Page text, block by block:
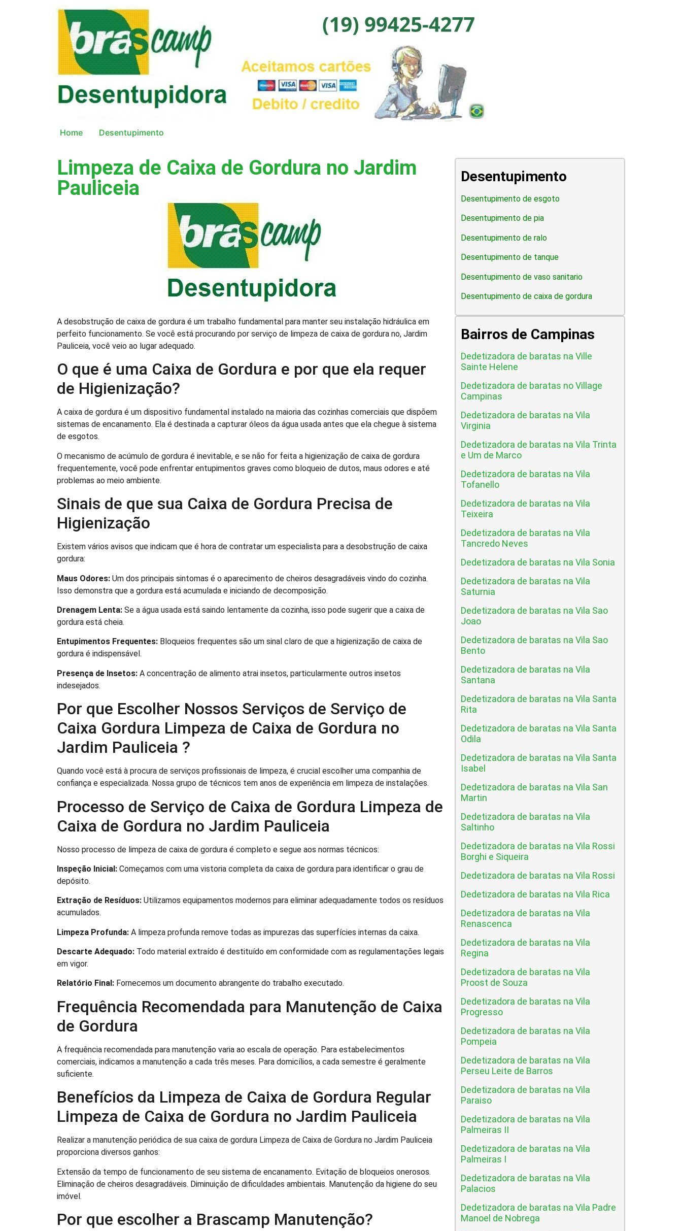
Home Desentupimento
Limpeza de Caixa de Gordura no Jardim
Pauliceia
A desobstrução de caixa de gordura é um trabalho fundamental para manter seu instalação hidráulica em
perfeito funcionamento. Se você está procurando por serviço de limpeza de caixa de gordura no, Jardim
Pauliceia, você veio ao lugar adequado.
O que é uma Caixa de Gordura e por que ela requer
de Higienização?
A caixa de gordura é um dispositivo fundamental instalado na maioria das cozinhas comerciais que dispõem
sistemas de encanamento. Ela é destinada a capturar óleos da água usada antes que ela chegue à sistema
de esgotos.
O mecanismo de acúmulo de gordura é inevitable, e se não for feita a higienização de caixa de gordura
frequentemente, você pode enfrentar entupimentos graves como bloqueio de dutos, maus odores e até
problemas ao meio ambiente.
Sinais de que sua Caixa de Gordura Precisa de
Higienização
Existem vários avisos que indicam que é hora de contratar um especialista para a desobstrução de caixa
gordura:
Maus Odores: Um dos principais sintomas é o aparecimento de cheiros desagradáveis vindo do cozinha.
Isso demonstra que a gordura está acumulada e iniciando de decomposição.
Drenagem Lenta: Se a água usada está saindo lentamente da cozinha, isso pode sugerir que a caixa de
gordura está cheia.
Entupimentos Frequentes: Bloqueios frequentes são um sinal claro de que a higienização de caixa de
gordura é indispensável.
Presença de Insetos: A concentração de alimento atrai insetos, particularmente outros insetos
indesejados.
Por que Escolher Nossos Serviços de Serviço de
Caixa Gordura Limpeza de Caixa de Gordura no
Jardim Pauliceia ?
Quando você está à procura de serviços profissionais de limpeza, é crucial escolher uma companhia de
confiança e especializada. Nossa grupo de técnicos tem anos de experiência em limpeza de instalações.
Processo de Serviço de Caixa de Gordura Limpeza de
Caixa de Gordura no Jardim Pauliceia
Nosso processo de limpeza de caixa de gordura é completo e segue aos normas técnicos:
Inspeção Inicial: Começamos com uma vistoria completa da caixa de gordura para identificar o grau de
depósito.
Extração de Resíduos: Utilizamos equipamentos modernos para eliminar adequadamente todos os resíduos
acumulados.
Limpeza Profunda: A limpeza profunda remove todas as impurezas das superfícies internas da caixa.
Descarte Adequado: Todo material extraído é destituído em conformidade com as regulamentações legais
em vigor.
Relatório Final: Fornecemos um documento abrangente do trabalho executado.
Frequência Recomendada para Manutenção de Caixa
de Gordura
A frequência recomendada para manutenção varia ao escala de operação. Para estabelecimentos
comerciais, indicamos a manutenção a cada três meses. Para domicílios, a cada semestre é geralmente
suficiente.
Benefícios da Limpeza de Caixa de Gordura Regular
Limpeza de Caixa de Gordura no Jardim Pauliceia
Realizar a manutenção periódica de sua caixa de gordura Limpeza de Caixa de Gordura no Jardim Pauliceia
proporciona diversos ganhos:
Extensão da tempo de funcionamento de seu sistema de encanamento. Evitação de bloqueios onerosos.
Eliminação de cheiros desagradáveis. Diminuição de dificuldades ambientais. Manutenção da higiene do seu
imóvel.
Por que escolher a Brascamp Manutenção?
Desentupimento
Desentupimento de esgoto
Desentupimento de pia
Desentupimento de ralo
Desentupimento de tanque
Desentupimento de vaso sanitario
Desentupimento de caixa de gordura
Bairros de Campinas
Dedetizadora de baratas na Ville
Sainte Helene
Dedetizadora de baratas no Village
Campinas
Dedetizadora de baratas na Vila
Virginia
Dedetizadora de baratas na Vila Trinta
e Um de Marco
Dedetizadora de baratas na Vila
Tofanello
Dedetizadora de baratas na Vila
Teixeira
Dedetizadora de baratas na Vila
Tancredo Neves
Dedetizadora de baratas na Vila Sonia
Dedetizadora de baratas na Vila
Saturnia
Dedetizadora de baratas na Vila Sao
Joao
Dedetizadora de baratas na Vila Sao
Bento
Dedetizadora de baratas na Vila
Santana
Dedetizadora de baratas na Vila Santa
Rita
Dedetizadora de baratas na Vila Santa
Odila
Dedetizadora de baratas na Vila Santa
Isabel
Dedetizadora de baratas na Vila San
Martin
Dedetizadora de baratas na Vila
Saltinho
Dedetizadora de baratas na Vila Rossi
Borghi e Siqueira
Dedetizadora de baratas na Vila Rossi
Dedetizadora de baratas na Vila Rica
Dedetizadora de baratas na Vila
Renascenca
Dedetizadora de baratas na Vila
Regina
Dedetizadora de baratas na Vila
Proost de Souza
Dedetizadora de baratas na Vila
Progresso
Dedetizadora de baratas na Vila
Pompeia
Dedetizadora de baratas na Vila
Perseu Leite de Barros
Dedetizadora de baratas na Vila
Paraiso
Dedetizadora de baratas na Vila
Palmeiras II
Dedetizadora de baratas na Vila
Palmeiras I
Dedetizadora de baratas na Vila
Palacios
Dedetizadora de baratas na Vila Padre
Manoel de Nobrega